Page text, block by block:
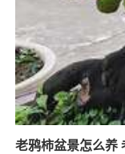
老鸦柿盆景怎么养